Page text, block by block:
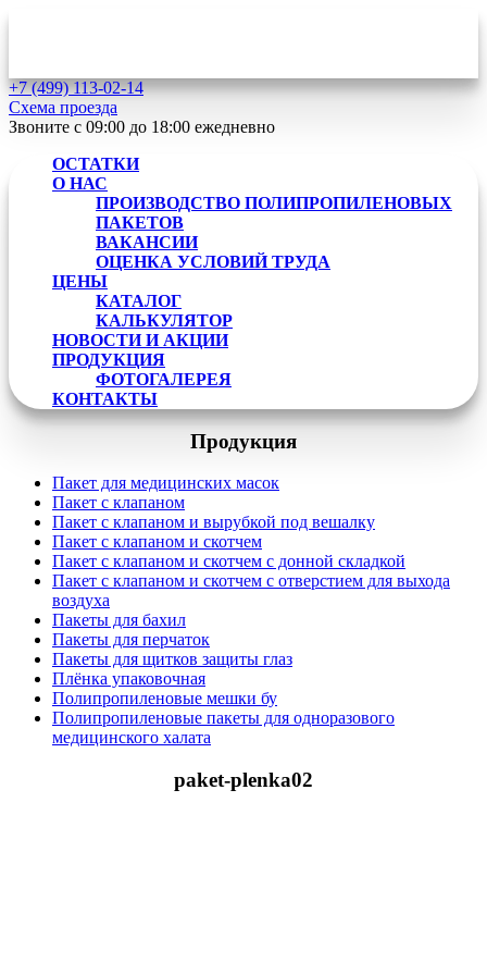
+7 (499)113-02-14
Схема проезда
Звоните с 09:00 до 18:00 ежедневно
ОСТАТКИ
О НАС
ПРОИЗВОДСТВО ПОЛИПРОПИЛЕНОВЫХ
ПАКЕТОВ
ВАКАНСИИ
ОЦЕНКА УСЛОВИЙ ТРУДА
ЦЕНЫ
КАТАЛОГ
КАЛЬКУЛЯТОР
НОВОСТИ И АКЦИИ
ПРОДУКЦИЯ
ФОТОГАЛЕРЕЯ
КОНТАКТЫ
Продукция
Пакет для медицинских масок
Пакет с клапаном
Пакет с клапаном и вырубкой под вешалку
Пакет с клапаном и скотчем
Пакет с клапаном и скотчем с донной складкой
Пакет с клапаном и скотчем с отверстием для выхода
воздуха
Пакеты для бахил
Пакеты для перчаток
Пакеты для щитков защиты глаз
Плёнка упаковочная
Полипропиленовые мешки бу
Полипропиленовые пакеты для одноразового
медицинского халата
paket-plenka02